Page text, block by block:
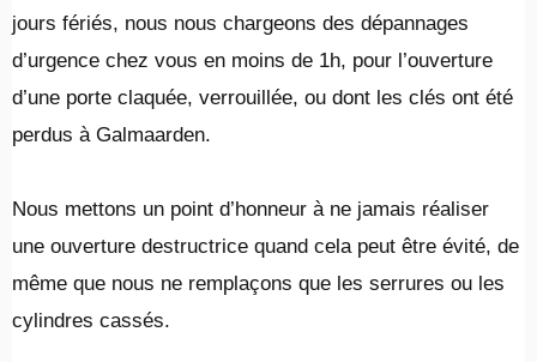
jours fériés, nous nous chargeons des dépannages
d’urgence chez vous en moins de 1h, pour l’ouverture
d’une porte claquée, verrouillée, ou dont les clés ont été
perdus à Galmaarden.
​Nous mettons un point d’honneur à ne jamais réaliser
une ouverture destructrice quand cela peut être évité, de
même que nous ne remplaçons que les serrures ou les
cylindres cassés.